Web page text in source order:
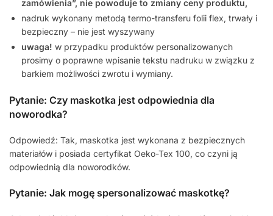
zamówienia”, nie powoduje to zmiany ceny produktu,
nadruk wykonany metodą termo-transferu folii flex, trwały i
bezpieczny – nie jest wyszywany
uwaga! w przypadku produktów personalizowanych
prosimy o poprawne wpisanie tekstu nadruku w związku z
barkiem możliwości zwrotu i wymiany.
Pytanie: Czy maskotka jest odpowiednia dla
noworodka?
Odpowiedź: Tak, maskotka jest wykonana z bezpiecznych
materiałów i posiada certyfikat Oeko-Tex 100, co czyni ją
odpowiednią dla noworodków.
Pytanie: Jak mogę spersonalizować maskotkę?